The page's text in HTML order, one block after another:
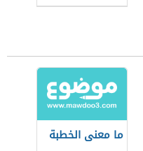
ما معنى الخطبة